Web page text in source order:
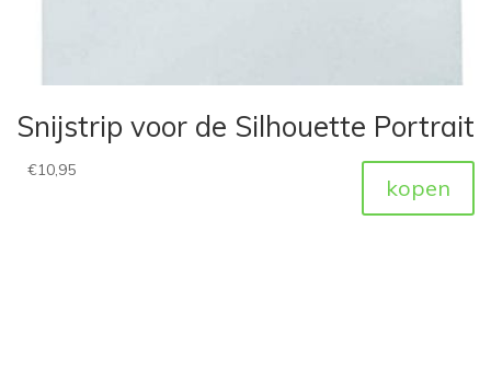
Snijstrip voor de Silhouette Portrait
€10,95
kopen